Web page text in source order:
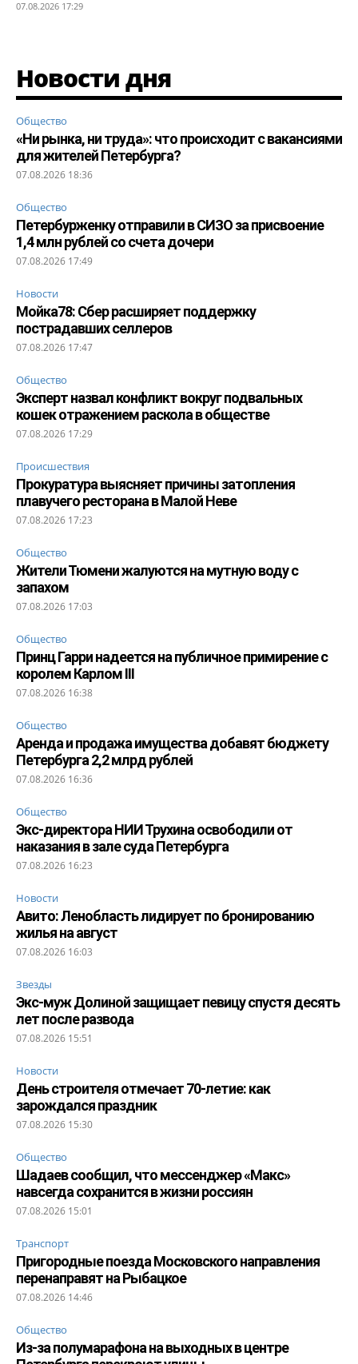
07.08.2026 17:29
Новости дня
Общество
«Ни рынка, ни труда»: что происходит с вакансиями
для жителей Петербурга?
07.08.2026 18:36
Общество
Петербурженку отправили в СИЗО за присвоение
1,4 млн рублей со счета дочери
07.08.2026 17:49
Новости
Мойка78: Сбер расширяет поддержку
пострадавших селлеров
07.08.2026 17:47
Общество
Эксперт назвал конфликт вокруг подвальных
кошек отражением раскола в обществе
07.08.2026 17:29
Происшествия
Прокуратура выясняет причины затопления
плавучего ресторана в Малой Неве
07.08.2026 17:23
Общество
Жители Тюмени жалуются на мутную воду с
запахом
07.08.2026 17:03
Общество
Принц Гарри надеется на публичное примирение с
королем Карлом III
07.08.2026 16:38
Общество
Аренда и продажа имущества добавят бюджету
Петербурга 2,2 млрд рублей
07.08.2026 16:36
Общество
Экс-директора НИИ Трухина освободили от
наказания в зале суда Петербурга
07.08.2026 16:23
Новости
Авито: Ленобласть лидирует по бронированию
жилья на август
07.08.2026 16:03
Звезды
Экс-муж Долиной защищает певицу спустя десять
лет после развода
07.08.2026 15:51
Новости
День строителя отмечает 70-летие: как
зарождался праздник
07.08.2026 15:30
Общество
Шадаев сообщил, что мессенджер «Макс»
навсегда сохранится в жизни россиян
07.08.2026 15:01
Транспорт
Пригородные поезда Московского направления
перенаправят на Рыбацкое
07.08.2026 14:46
Общество
Из-за полумарафона на выходных в центре